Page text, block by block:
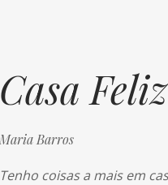
Casa Feliz
Maria Barros
Tenho coisas a mais em